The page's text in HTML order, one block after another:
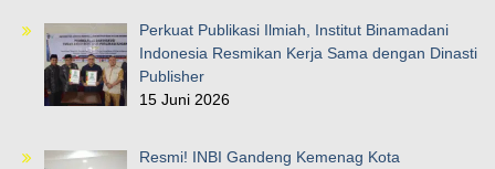
Perkuat Publikasi Ilmiah, Institut Binamadani
Indonesia Resmikan Kerja Sama dengan Dinasti
Publisher
15 Juni 2026
Resmi! INBI Gandeng Kemenag Kota